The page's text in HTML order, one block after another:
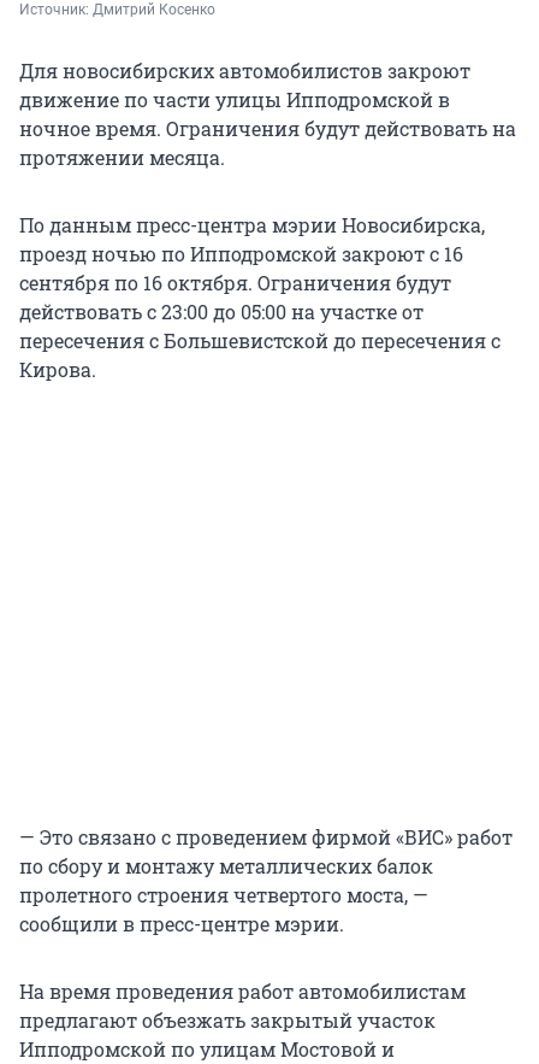
Источник: Дмитрий Косенко
Для новосибирских автомобилистов закроют
движение по части улицы Ипподромской в
ночное время. Ограничения будут действовать на
протяжении месяца.
По данным пресс-центра мэрии Новосибирска,
проезд ночью по Ипподромской закроют с 16
сентября по 16 октября. Ограничения будут
действовать с 23:00 до 05:00 на участке от
пересечения с Большевистской до пересечения с
Кирова.
— Это связано с проведением фирмой «ВИС» работ
по сбору и монтажу металлических балок
пролетного строения четвертого моста, —
сообщили в пресс-центре мэрии.
На время проведения работ автомобилистам
предлагают объезжать закрытый участок
Ипподромской по улицам Мостовой и